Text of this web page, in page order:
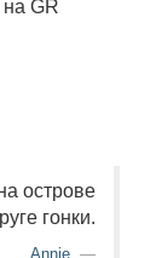
GR
острове
гонки.
Annie